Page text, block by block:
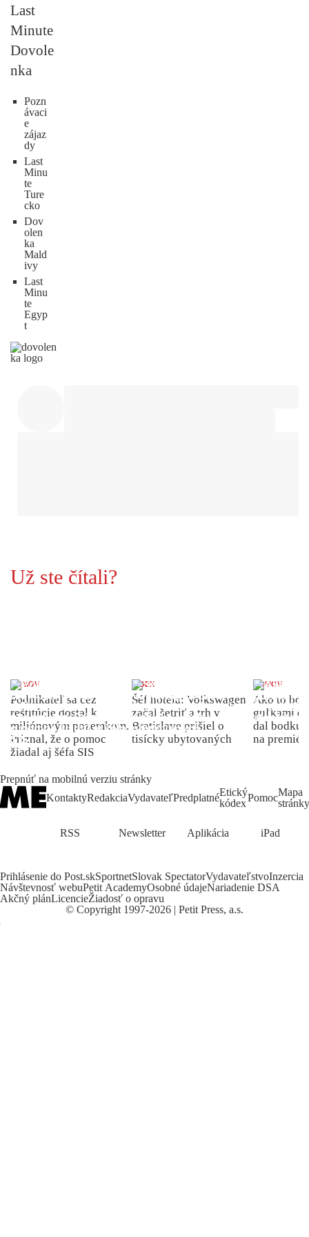
Last
Minute
Dovole
nka
Pozn
ávaci
e
zájaz
dy
Last
Minu
te
Ture
cko
Dov
olen
ka
Mald
ivy
Last
Minu
te
Egyp
t
Už ste čítali?
DOMOV
Podnikateľ sa cez
reštitúcie dostal k
miliónovým pozemkom.
Priznal, že o pomoc
žiadal aj šéfa SIS
INDEX
Šéf hotela: Volkswagen
začal šetriť a trh v
Bratislave prišiel o
tisícky ubytovaných
DOMOV
Ako to
guľkami
dal bodku
na
Prepnúť na mobilnú verziu stránky
KontaktyRedakciaVydavateľPredplatnéEtický
kódexPomocMapa
stránky
RSS Newsletter Aplikácia iPad
Prihlásenie do Post.skSportnetSlovak SpectatorVydavateľstvoInzercia
Návštevnosť webuPetit AcademyOsobné údajeNariadenie DSA
Akčný plánLicencieŽiadosť o opravu
© Copyright 1997-2026 | Petit Press, a.s.